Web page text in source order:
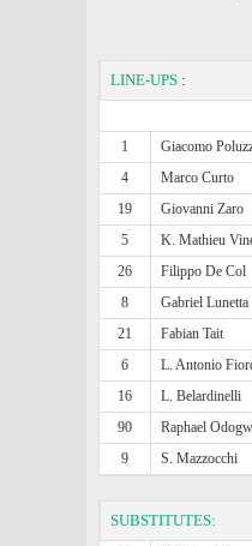
LINE-UPS :
1
Giacomo
4
Marco Curto
19
Giovanni Zaro
5
K. Mathieu
26
Filippo De Col
8
Gabriel Lunetta
21
Fabian Tait
6
L. Antonio
16
L. Belardinelli
90
Raphael
9
S. Mazzocchi
SUBSTITUTES: